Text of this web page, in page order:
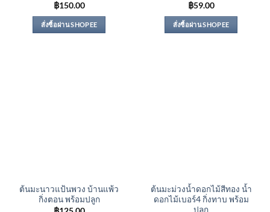
฿150.00
สั่งซื้อผ่าน SHOPEE
฿59.00
สั่งซื้อผ่าน SHOPEE
ต้นมะนาวแป้นพวง บ้านแพ้ว
กิ่งตอน พร้อมปลูก
ต้นมะม่วงน้ำดอกไม้สีทอง น้ำ
ดอกไม้เบอร์4 กิ่งทาบ พร้อม
ปลูก